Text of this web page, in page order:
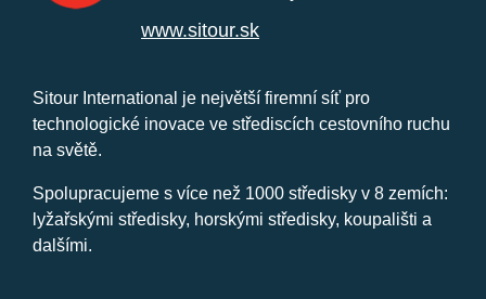
www.sitour.sk
Sitour International je největší firemní síť pro
technologické inovace ve střediscích cestovního ruchu
na světě.
Spolupracujeme s více než 1000 středisky v 8 zemích:
lyžařskými středisky, horskými středisky, koupališti a
dalšími.